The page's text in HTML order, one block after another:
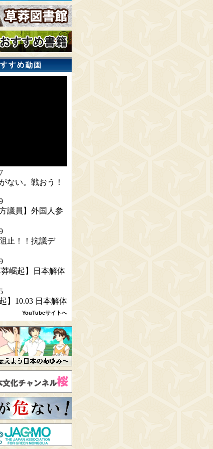
YouTubeサイトへ